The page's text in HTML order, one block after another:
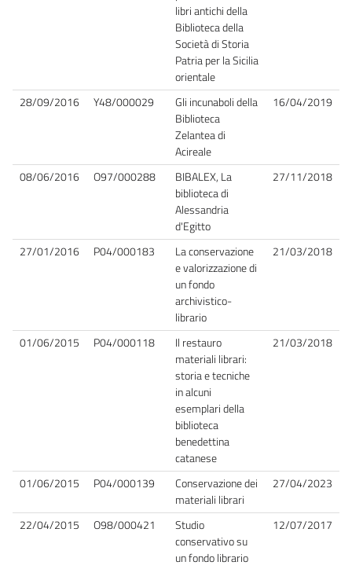
libri antichi della
Biblioteca della
Società di Storia
Patria per la Sicilia
orientale
28/09/2016 Y48/000029
Gli incunaboli della
Biblioteca
Zelantea di
Acireale
16/04/2019
08/06/2016 O97/000288
BIBALEX, La
biblioteca di
Alessandria
d'Egitto
27/11/2018
27/01/2016 P04/000183
La conservazione
e valorizzazione di
un fondo
archivistico-
librario
21/03/2018
01/06/2015 P04/000118
Il restauro
materiali librari:
storia e tecniche
in alcuni
esemplari della
biblioteca
benedettina
catanese
21/03/2018
01/06/2015 P04/000139
Conservazione dei
materiali librari
27/04/2023
22/04/2015 O98/000421
Studio
conservativo su
un fondo librario
12/07/2017